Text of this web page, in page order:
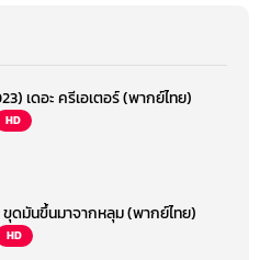
เดอะ ครีเอเตอร์ (พากย์ไทย)
HD
ดมันขึ้นมาจากหลุม (พากย์ไทย)
HD